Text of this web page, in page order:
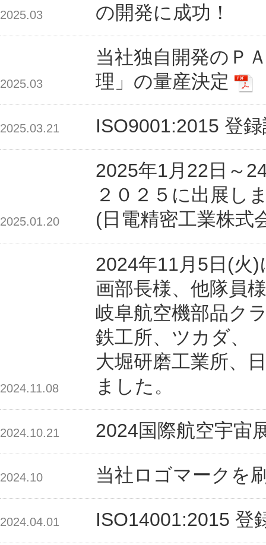
2025.03
の開発に成功！
2025.03
当社独自開発のＰ
理」の量産決定
2025.03.21 ISO9001:2015 登
2025.01.20
2025年1月22日～
２０２５に出展し
(日電精密工業株式
2024.11.08
2024年11月5日(火
画部長様、他隊員
岐阜航空機部品ク
鉄工所、ツカダ、
大堀研磨工業所、
ました。
2024.10.21 2024国際航空宇宙
2024.10 当社ロゴマークを
2024.04.01 ISO14001:2015 登